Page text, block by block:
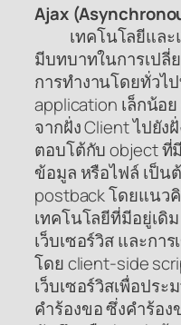
Ajax
เทคโนโลยีและแ
มีบทบาทในการเป
การทำงานโดยทั่วไ
application เล็กน้อ
จากฝั่ง Client ไปยัง
ตอบโต้กับ object ที่
ข้อมูล หรือไฟล์ เป็น
postback โดยแนว
เทคโนโลยีที่มีอยู่เดิ
เว็บเซอร์วิส และกา
โดย client-side
เว็บเซอร์วิสเพื่อปร
คำร้องขอ ซึ่งคำร้อง